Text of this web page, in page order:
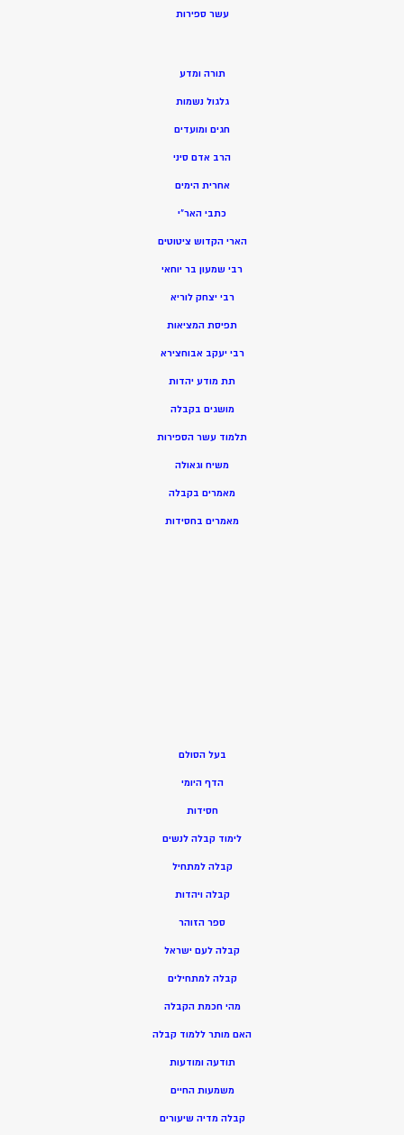
עשר ספירות
תורה ומדע
גלגול נשמות
חגים ומועדים
הרב אדם סיני
אחרית הימים
כתבי האר”י
הארי הקדוש ציטוטים
רבי שמעון בר יוחאי
רבי יצחק לוריא
תפיסת המציאות
רבי יעקב אבוחצירא
תת מודע יהדות
מושגים בקבלה
תלמוד עשר הספירות
משיח וגאולה
מאמרים בקבלה
מאמרים בחסידות
בעל הסולם
הדף היומי
חסידות
לימוד קבלה לנשים
קבלה למתחיל
קבלה ויהדות
ספר הזוהר
קבלה לעם ישראל
קבלה למתחילים
מהי חכמת הקבלה
האם מותר ללמוד קבלה
תודעה ומודעות
משמעות החיים
קבלה מדיה שיעורים